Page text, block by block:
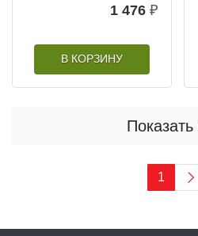
1 476 ₽
В КОРЗИНУ
1